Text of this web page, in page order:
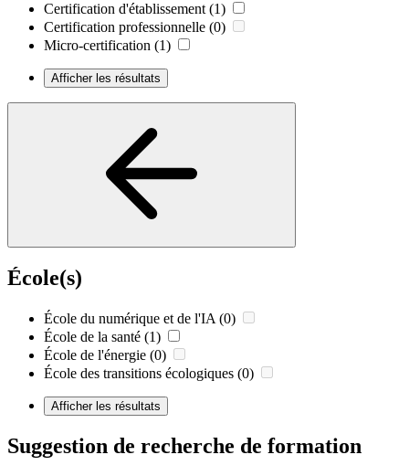
Certification d'établissement (1)
Certification professionnelle (0)
Micro-certification (1)
Afficher les résultats
École(s)
École du numérique et de l'IA (0)
École de la santé (1)
École de l'énergie (0)
École des transitions écologiques (0)
Afficher les résultats
Suggestion de recherche de formation